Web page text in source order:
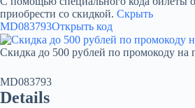
приобрести со скидкой. Скрыть
MD083793Открыть код
Скидка до 500 рублей по промокоду на
MD083793
Details